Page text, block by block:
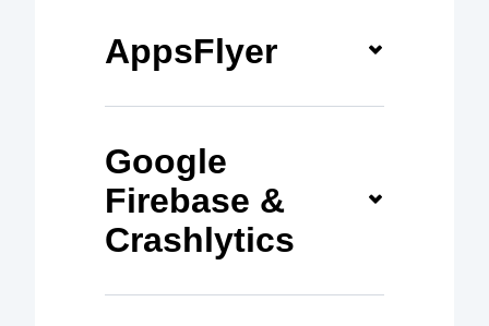
AppsFlyer
Google
Firebase &
Crashlytics